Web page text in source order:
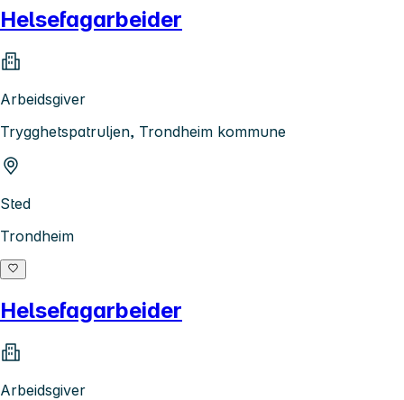
Helsefagarbeider
Arbeidsgiver
Trygghetspatruljen, Trondheim kommune
Sted
Trondheim
Helsefagarbeider
Arbeidsgiver